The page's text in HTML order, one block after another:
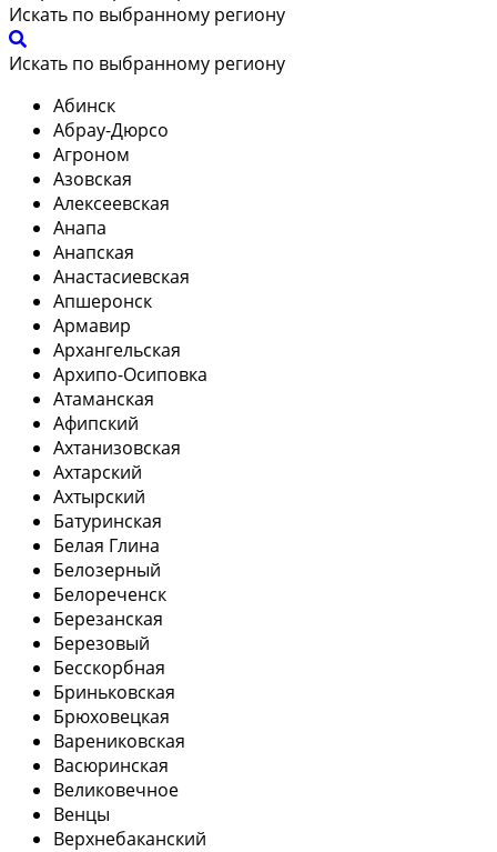
Искать по выбранному региону
Искать по выбранному региону
Абинск
Абрау-Дюрсо
Агроном
Азовская
Алексеевская
Анапа
Анапская
Анастасиевская
Апшеронск
Армавир
Архангельская
Архипо-Осиповка
Атаманская
Афипский
Ахтанизовская
Ахтарский
Ахтырский
Батуринская
Белая Глина
Белозерный
Белореченск
Березанская
Березовый
Бесскорбная
Бриньковская
Брюховецкая
Варениковская
Васюринская
Великовечное
Венцы
Верхнебаканский